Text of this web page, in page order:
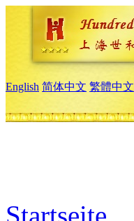
English 简体中文 繁體中文